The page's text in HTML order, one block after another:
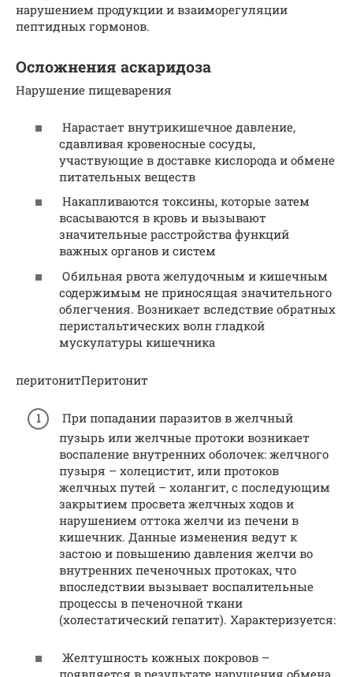
нарушением продукции и взаиморе­гуляции
пептидных гормонов.
Осложнения аскаридоза
Нарушение пищеварения
Нарастает внутрикишечное давление,
сдавливая кровеносные сосуды,
участвующие в доставке кислорода и обмене
питательных веществ
Накапливаются токсины, которые затем
всасываются в кровь и вызывают
значительные расстройства функций
важных органов и систем
Обильная рвота желудочным и кишечным
содержимым не приносящая значительного
облегчения. Возникает вследствие обратных
перистальтических волн гладкой
мускулатуры кишечника
перитонитПеритонит
При попадании паразитов в желчный
пузырь или желчные протоки возникает
воспаление внутренних оболочек: желчного
пузыря – холецистит, или протоков
желчных путей – холангит, с последующим
закрытием просвета желчных ходов и
нарушением оттока желчи из печени в
кишечник. Данные изменения ведут к
застою и повышению давления желчи во
внутренних печеночных протоках, что
впоследствии вызывает воспалительные
процессы в печеночной ткани
(холестатический гепатит). Характеризуется:
Желтушность кожных покровов –